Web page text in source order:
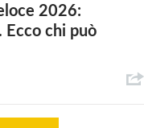
2026:
Ecco chi può